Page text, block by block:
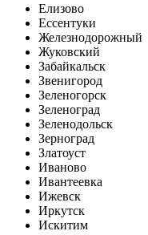
Елизово
Ессентуки
Железнодорожный
Жуковский
Забайкальск
Звенигород
Зеленогорск
Зеленоград
Зеленодольск
Зерноград
Златоуст
Иваново
Ивантеевка
Ижевск
Иркутск
Искитим